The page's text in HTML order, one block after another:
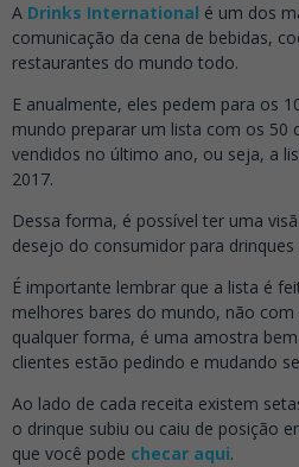
A Drinks International é um dos
comunicação da cena de bebidas,
restaurantes do mundo todo.
E anualmente, eles pedem para os
mundo preparar um lista com os 50
vendidos no último ano, ou seja, a
2017.
Dessa forma, é possível ter uma
desejo do consumidor para
É importante lembrar que a lista é
melhores bares do mundo, não
qualquer forma, é uma amostra
clientes estão pedindo e mudando
Ao lado de cada receita existem
o drinque subiu ou caiu de posição
que você pode checar aqui.